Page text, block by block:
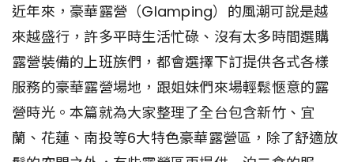
近年來，豪華露營（Glamping）的風潮可說是越
來越盛行，許多平時生活忙碌、沒有太多時間選購
露營裝備的上班族們，都會選擇下訂提供各式各樣
服務的豪華露營場地，跟姐妹們來場輕鬆愜意的露
營時光。本篇就為大家整理了全台包含新竹、宜
蘭、花蓮、南投等6大特色豪華露營區，除了舒適放